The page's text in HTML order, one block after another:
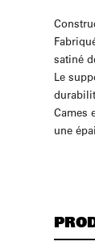
satiné
Le
Cames
une